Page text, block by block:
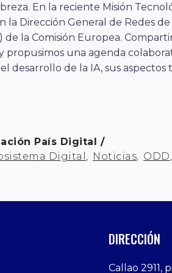
En la reciente Misión
la Dirección General de Redes
de la Comisión Europea.
propusimos una agenda
desarrollo de la IA, sus aspectos
País Digital
Digital , Noticias, ODD,
DIRECCIÓN
Callao 2911,